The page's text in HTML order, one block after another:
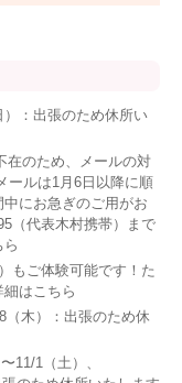
）：出張のため休所い
在のため、メールの対
ールは1月6日以降に順
にお急ぎのご用がお
（代表木村携帯）まで
もご体験可能です！た
はこちら
（木）：出張のため休
11/1（土）、